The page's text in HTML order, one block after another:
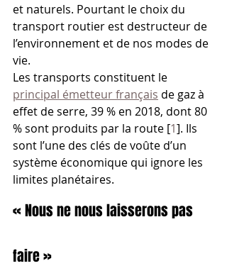
et naturels. Pourtant le choix du
transport routier est destructeur de
l’environnement et de nos modes de
vie.
Les transports constituent le
principal émetteur français de gaz à
effet de serre, 39 % en 2018, dont 80
% sont produits par la route [1]. Ils
sont l’une des clés de voûte d’un
système économique qui ignore les
limites planétaires.
« Nous ne nous laisserons pas
faire »